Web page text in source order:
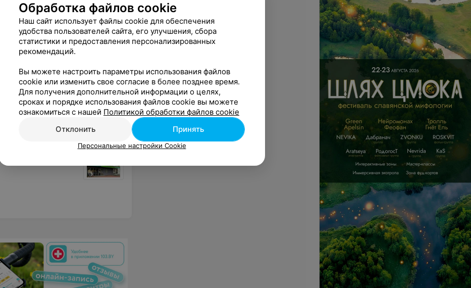
Обработка файлов cookie
Наш сайт использует файлы cookie для обеспечения
удобства пользователей сайта, его улучшения, сбора
статистики и предоставления персонализированных
рекомендаций.
Вы можете настроить параметры использования файлов
cookie или изменить свое согласие в более позднее время.
Для получения дополнительной информации о целях,
сроках и порядке использования файлов cookie вы можете
ознакомиться с нашей Политикой обработки файлов cookie
Отклонить
Принять
Персональные настройки Cookie